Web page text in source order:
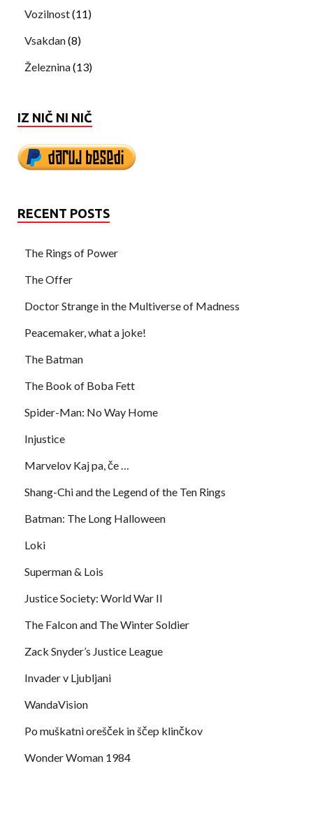
Vozilnost(11)
Vsakdan(8)
Železnina(13)
IZ NIČ NI NIČ
RECENT POSTS
The Rings of Power
The Offer
Doctor Strange in the Multiverse of Madness
Peacemaker, what a joke!
The Batman
The Book of Boba Fett
Spider-Man: No Way Home
Injustice
Marvelov Kaj pa, če …
Shang-Chi and the Legend of the Ten Rings
Batman: The Long Halloween
Loki
Superman & Lois
Justice Society: World War II
The Falcon and The Winter Soldier
Zack Snyder’s Justice League
Invader v Ljubljani
WandaVision
Po muškatni orešček in ščep klinčkov
Wonder Woman 1984